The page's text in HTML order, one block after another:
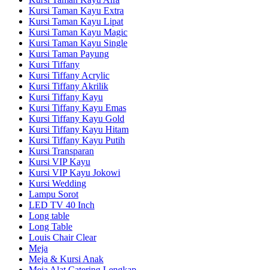
Kursi Taman Kayu Extra
Kursi Taman Kayu Lipat
Kursi Taman Kayu Magic
Kursi Taman Kayu Single
Kursi Taman Payung
Kursi Tiffany
Kursi Tiffany Acrylic
Kursi Tiffany Akrilik
Kursi Tiffany Kayu
Kursi Tiffany Kayu Emas
Kursi Tiffany Kayu Gold
Kursi Tiffany Kayu Hitam
Kursi Tiffany Kayu Putih
Kursi Transparan
Kursi VIP Kayu
Kursi VIP Kayu Jokowi
Kursi Wedding
Lampu Sorot
LED TV 40 Inch
Long table
Long Table
Louis Chair Clear
Meja
Meja & Kursi Anak